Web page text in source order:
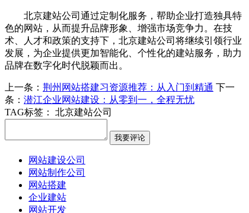
北京建站公司通过定制化服务，帮助企业打造独具特
色的网站，从而提升品牌形象、增强市场竞争力。在技
术、人才和政策的支持下，北京建站公司将继续引领行业
发展，为企业提供更加智能化、个性化的建站服务，助力
品牌在数字化时代脱颖而出。
上一条： 荆州网站搭建习资源推荐：从入门到精通 下一
条： 潜江企业网站建设：从零到一，全程无忧
TAG标签：
北京建站公司
网站建设公司
网站制作公司
网站搭建
企业建站
网站开发